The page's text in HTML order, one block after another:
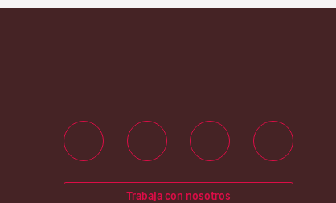
Trabaja con nosotros